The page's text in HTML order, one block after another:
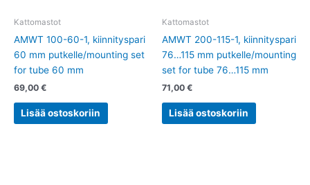
Kattomastot
AMWT 100-60-1, kiinnityspari
60 mm putkelle/mounting set
for tube 60 mm
69,00 €
Lisää ostoskoriin
Kattomastot
AMWT 200-115-1, kiinnityspari
76…115 mm putkelle/mounting
set for tube 76…115 mm
71,00 €
Lisää ostoskoriin